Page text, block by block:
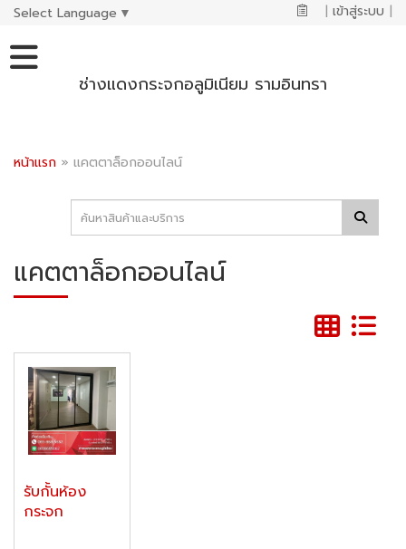
Select Language ▼ | เข้าสู่ระบบ |
ช่างแดงกระจกอลูมิเนียม รามอินทรา
หน้าแรก » แคตตาล็อกออนไลน์
แคตตาล็อกออนไลน์
รับกั้นห้อง
กระจก